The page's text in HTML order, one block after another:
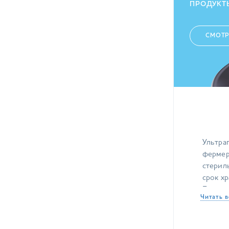
срок
основу:
Читать